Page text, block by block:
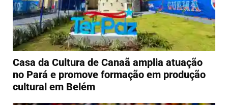
Casa da Cultura de Canaã amplia atuação
no Pará e promove formação em produção
cultural em Belém